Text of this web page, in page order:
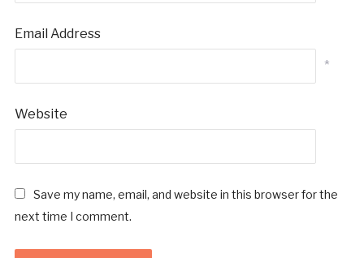
Email Address
*
Website
Save my name, email, and website in this browser for the
next time I comment.